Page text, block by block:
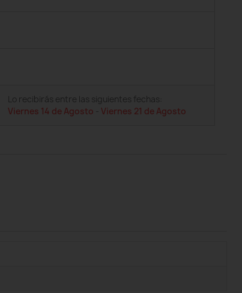
Lo recibirás entre las siguientes fechas:
Viernes 14 de Agosto - Viernes 21 de Agosto